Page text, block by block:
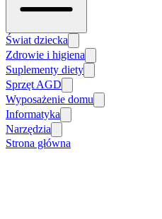
Świat dziecka
Zdrowie i higiena
Suplementy diety
Sprzęt AGD
Wyposażenie domu
Informatyka
Narzędzia
Strona główna